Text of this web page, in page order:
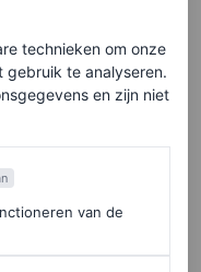
is favoriet onder
diamanten die
verantwoord en
via energie-
in de
luxueus en
technieken om onze
te analyseren.
en zijn niet
van de